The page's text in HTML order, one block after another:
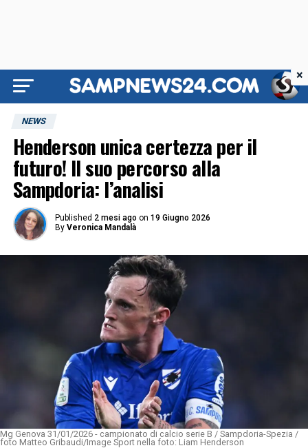
NEWS
Henderson unica certezza per il
futuro! Il suo percorso alla
Sampdoria: l’analisi
Published 2 mesi ago on 19 Giugno 2026
By Veronica Mandalà
Mg Genova 31/01/2026 - campionato di calcio serie B / Sampdoria-Spezia /
foto Matteo Gribaudi/Image Sport nella foto: Liam Henderson
×